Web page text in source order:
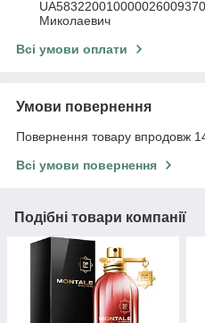
Миколаевич
Всі умови оплати
Умови повернення
Повернення товару впродовж
Всі умови повернення
Подібні товари компанії